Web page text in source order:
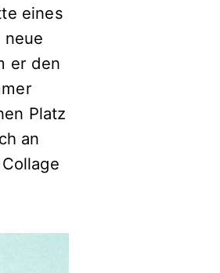
eines
neue
er den
Platz
an